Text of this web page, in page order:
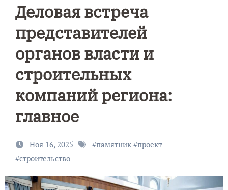
Деловая встреча
представителей
органов власти и
строительных
компаний региона:
главное
Ноя 16, 2025 #памятник#проект
#строительство